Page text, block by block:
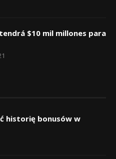
tendrá $10 mil millones para
historię bonusów w